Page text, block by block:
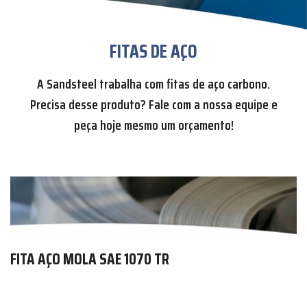
FITAS DE AÇO
A Sandsteel trabalha com fitas de aço carbono.
Precisa desse produto? Fale com a nossa equipe e
peça hoje mesmo um orçamento!
FITA AÇO MOLA SAE 1070 TR